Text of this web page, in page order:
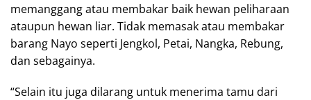
memanggang atau membakar baik hewan peliharaan
ataupun hewan liar. Tidak memasak atau membakar
barang Nayo seperti Jengkol, Petai, Nangka, Rebung,
dan sebagainya.
“Selain itu juga dilarang untuk menerima tamu dari